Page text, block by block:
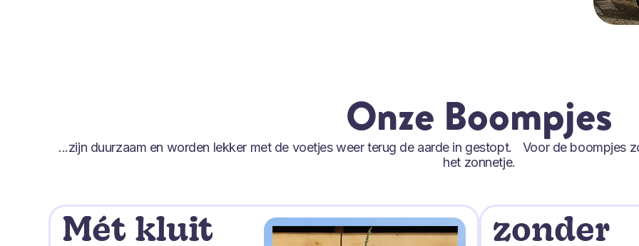
Onze Boompjes
...zijn duurzaam en worden lekker met de voetjes weer terug de aarde in gestopt. Voor de boompjes
het zonnetje.
Mét kluit
zonder